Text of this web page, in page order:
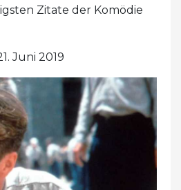
Zitate der Komödie
Juni 2019